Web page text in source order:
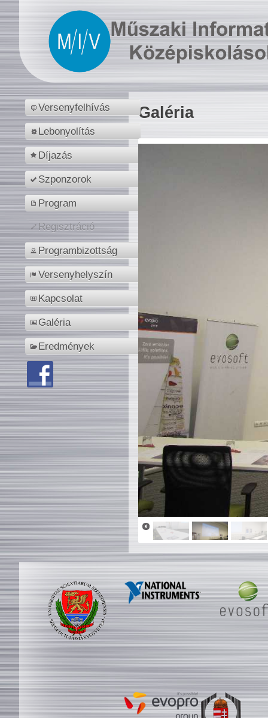
Versenyfelhívás
Lebonyolítás
Díjazás
Szponzorok
Program
Regisztráció
Programbizottság
Versenyhelyszín
Kapcsolat
Galéria
Eredmények
Galéria